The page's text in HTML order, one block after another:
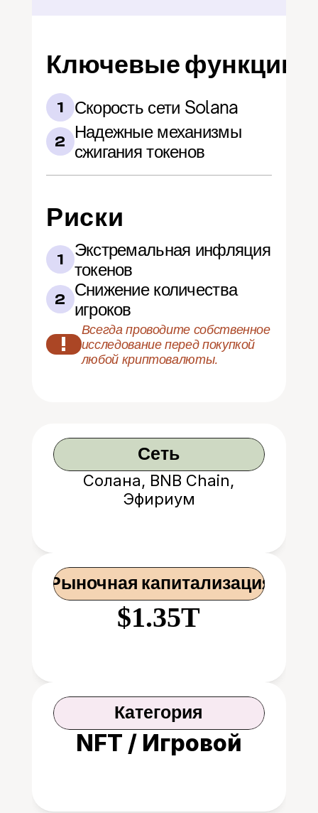
Ключевые функции
1 Скорость сети Solana
2
Надежные механизмы
сжигания токенов
Риски
1
Экстремальная инфляция
токенов
2 Снижение количества
игроков
!
Всегда проводите собственное
исследование перед покупкой
любой криптовалюты.
Сеть
Солана, BNB Chain,
Эфириум
Рыночная капитализация
$1.35T
Категория
NFT / Игровой